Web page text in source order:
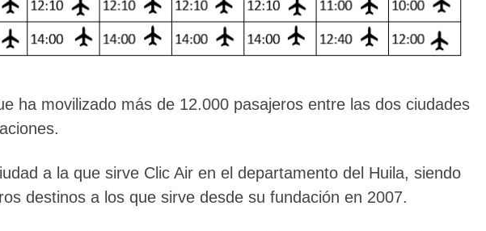
ha movilizado más de 12.000 pasajeros entre las dos ciudades
a la que sirve Clic Air en el departamento del Huila, siendo
destinos a los que sirve desde su fundación en 2007.